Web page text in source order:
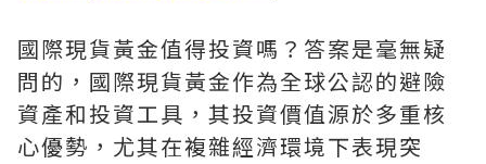
國際現貨黃金值得投資嗎？答案是毫無疑
問的，國際現貨黃金作為全球公認的避險
資產和投資工具，其投資價值源於多重核
心優勢，尤其在複雜經濟環境下表現突